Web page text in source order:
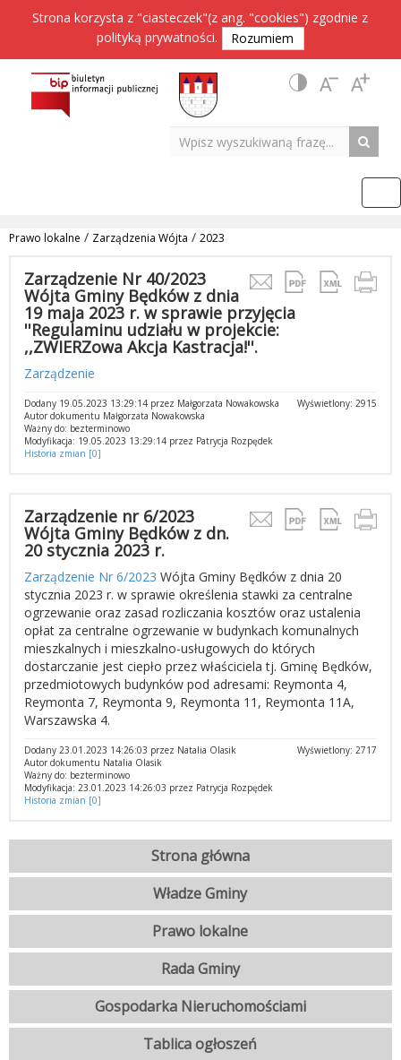
Strona korzysta z "ciasteczek"(z ang. "cookies") zgodnie z
polityką prywatności. Rozumiem
Prawo lokalne / Zarządzenia Wójta / 2023
Zarządzenie Nr 40/2023
Wójta Gminy Będków z dnia
19 maja 2023 r. w sprawie przyjęcia
''Regulaminu udziału w projekcie:
,,ZWIERZowa Akcja Kastracja!''.
Zarządzenie
Wyświetlony: 2915
Dodany 19.05.2023 13:29:14 przez Małgorzata Nowakowska
Autor dokumentu Małgorzata Nowakowska
Ważny do: bezterminowo
Modyfikacja: 19.05.2023 13:29:14 przez Patrycja Rozpędek
Historia zmian [0]
Zarządzenie nr 6/2023
Wójta Gminy Będków z dn.
20 stycznia 2023 r.
Zarządzenie Nr 6/2023 Wójta Gminy Będków z dnia 20
stycznia 2023 r. w sprawie określenia stawki za centralne
ogrzewanie oraz zasad rozliczania kosztów oraz ustalenia
opłat za centralne ogrzewanie w budynkach komunalnych
mieszkalnych i mieszkalno-usługowych do których
dostarczanie jest ciepło przez właściciela tj. Gminę Będków,
przedmiotowych budynków pod adresami: Reymonta 4,
Reymonta 7, Reymonta 9, Reymonta 11, Reymonta 11A,
Warszawska 4.
Wyświetlony: 2717
Dodany 23.01.2023 14:26:03 przez Natalia Olasik
Autor dokumentu Natalia Olasik
Ważny do: bezterminowo
Modyfikacja: 23.01.2023 14:26:03 przez Patrycja Rozpędek
Historia zmian [0]
Strona główna
Władze Gminy
Prawo lokalne
Rada Gminy
Gospodarka Nieruchomościami
Tablica ogłoszeń